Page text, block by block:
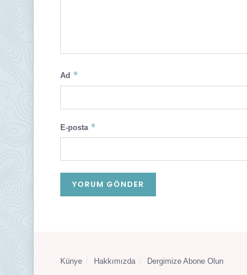
Ad *
E-posta *
Künye Hakkımızda Dergimize Abone Olun